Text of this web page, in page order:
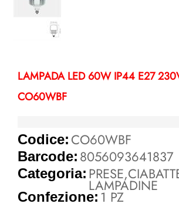
LAMPADA LED 60W IP44 E27
CO60WBF
Codice: CO60WBF
Barcode: 8056093641837
Categoria:
LAMPADINE
Confezione: 1 PZ